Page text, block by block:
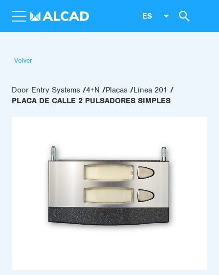
ES
Volver
Door Entry Systems 4+N Placas
Línea 201
PLACA DE CALLE 2 PULSADORES SIMPLES